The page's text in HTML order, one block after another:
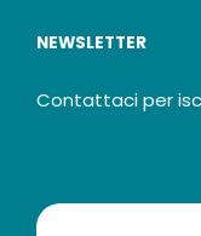
NEWSLETTER
Contattaci per